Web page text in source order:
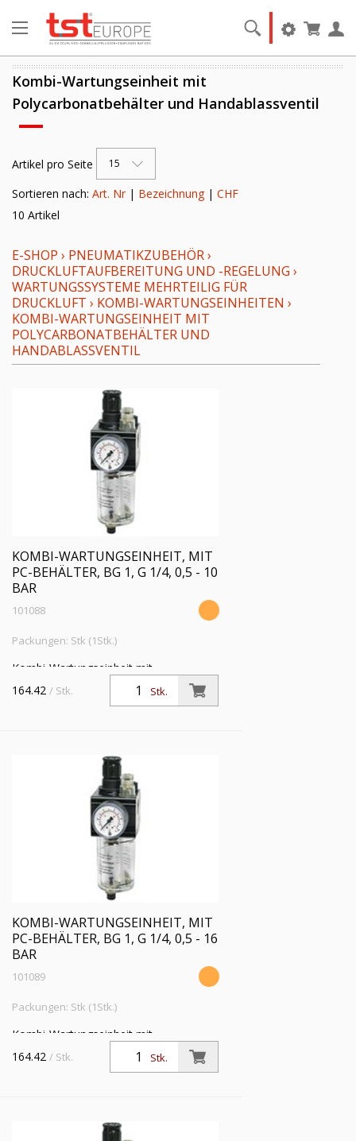
Kombi-Wartungseinheit mit
Polycarbonatbehälter und Handablassventil
Artikel pro Seite 15
Sortieren nach: Art. Nr| Bezeichnung| CHF
10 Artikel
E-SHOP › PNEUMATIKZUBEHÖR›
DRUCKLUFTAUFBEREITUNG UND -REGELUNG ›
WARTUNGSSYSTEME MEHRTEILIG FÜR
DRUCKLUFT › KOMBI-WARTUNGSEINHEITEN ›
KOMBI-WARTUNGSEINHEIT MIT
POLYCARBONATBEHÄLTER UND
HANDABLASSVENTIL
KOMBI-WARTUNGSEINHEIT, MIT
PC-BEHÄLTER, BG 1, G 1/4, 0,5 - 10
BAR
101088
Packungen: Stk (1Stk.)
Kombi-Wartungseinheit mit
Polycarbonatbehälter und
Handablassventil, BG 1, G 1/4, PE max.
Stk.
164.42 / Stk.
KOMBI-WARTUNGSEINHEIT, MIT
PC-BEHÄLTER, BG 1, G 1/4, 0,5 - 16
BAR
101089
Packungen: Stk (1Stk.)
Kombi-Wartungseinheit mit
Polycarbonatbehälter und
Handablassventil, BG 1, G 1/4, PE max.
Stk.
164.42 / Stk.